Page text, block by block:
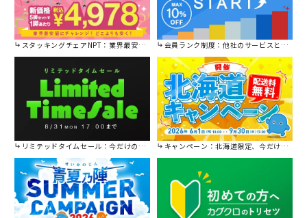
スタッキングチェアNPT：業界最安値に挑戦！ 会員ランク制度：他社のサービスと比較してください。
リミテッドタイムセール：今だけの限定セール。 キャンペーン：北海道限定、今だけ送料無料！